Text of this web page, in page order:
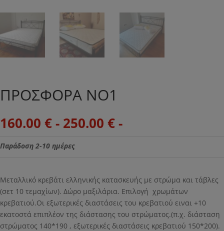
ΠΡΟΣΦΟΡΑ NO1
160.00 €- 250.00 €-
Παράδοση 2-10 ημέρες
Μεταλλικό κρεβάτι ελληνικής κατασκευής με στρώμα και τάβλες
(σετ 10 τεμαχίων). Δώρο μαξιλάρια. Επιλογή χρωμάτων
κρεβατιού.Οι εξωτερικές διαστάσεις του κρεβατιού ειναι +10
εκατοστά επιπλέον της διάστασης του στρώματος.(π.χ. διάσταση
στρώματος 140*190 , εξωτερικές διαστάσεις κρεβατιού 150*200).